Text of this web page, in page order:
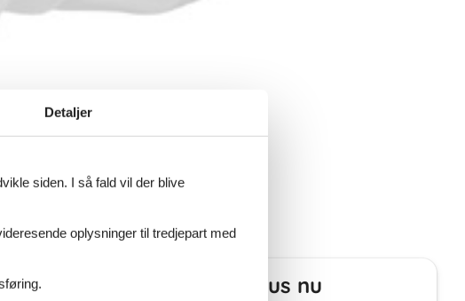
Book dit sommerhus nu
Detaljer
siden. I så fald vil der blive
oplysninger til tredjepart med